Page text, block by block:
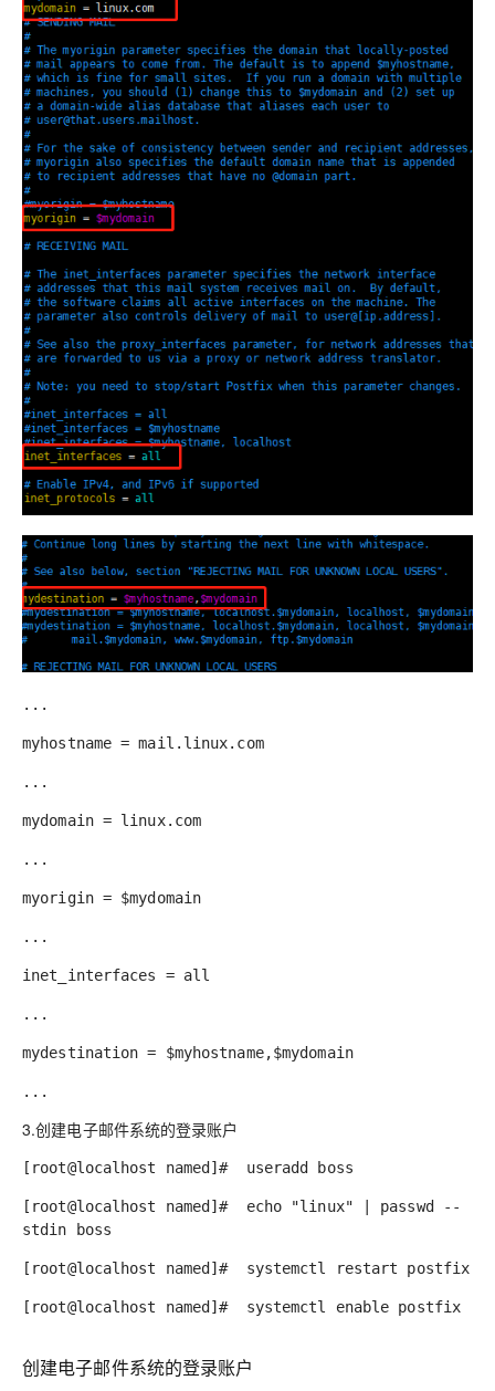
...
myhostname = mail.linux.com
...
mydomain = linux.com
...
myorigin = $mydomain
...
inet_interfaces = all
...
mydestination = $myhostname,$mydomain
...
3.创建电子邮件系统的登录账户
[root@localhost named]# useradd boss
[root@localhost named]# echo "linux" | passwd --
stdin boss
[root@localhost named]# systemctl restart postfix
[root@localhost named]# systemctl enable postfix
创建电子邮件系统的登录账户